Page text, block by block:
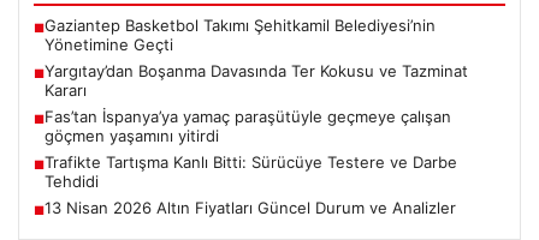
■Gaziantep Basketbol Takımı Şehitkamil Belediyesi’nin
Yönetimine Geçti
■Yargıtay’dan Boşanma Davasında Ter Kokusu ve Tazminat
Kararı
■Fas’tan İspanya’ya yamaç paraşütüyle geçmeye çalışan
göçmen yaşamını yitirdi
■Trafikte Tartışma Kanlı Bitti: Sürücüye Testere ve Darbe
Tehdidi
■13 Nisan 2026 Altın Fiyatları Güncel Durum ve Analizler